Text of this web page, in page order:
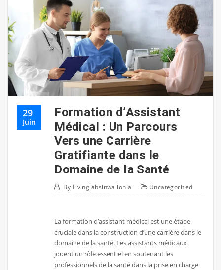
29
Juin
Formation d’Assistant
Médical : Un Parcours
Vers une Carrière
Gratifiante dans le
Domaine de la Santé
By Livinglabsinwallonia Uncategorized
La formation d’assistant médical est une étape
cruciale dans la construction d’une carrière dans le
domaine de la santé. Les assistants médicaux
jouent un rôle essentiel en soutenant les
professionnels de la santé dans la prise en charge